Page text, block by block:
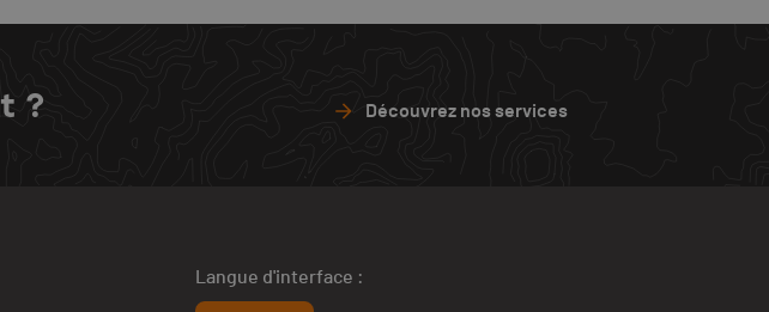
? Découvrez nos services
Langue d'interface :